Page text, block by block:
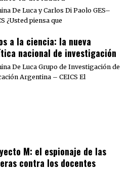
De Luca y Carlos Di Paolo GES–
¿Usted piensa que
a la ciencia: la nueva
nacional de investigación
De Luca Grupo de Investigación de
Argentina – CEICS El
M: el espionaje de las
contra los docentes